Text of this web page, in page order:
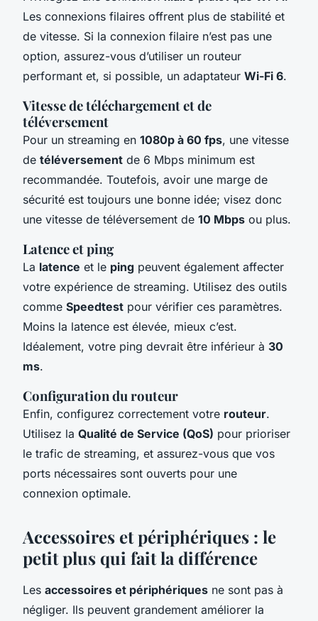
Les connexions filaires offrent plus de stabilité et
de vitesse. Si la connexion filaire n’est pas une
option, assurez-vous d’utiliser un routeur
performant et, si possible, un adaptateur Wi-Fi 6.
Vitesse de téléchargement et de
téléversement
Pour un streaming en 1080p à 60 fps, une vitesse
de téléversement de 6 Mbps minimum est
recommandée. Toutefois, avoir une marge de
sécurité est toujours une bonne idée; visez donc
une vitesse de téléversement de 10 Mbps ou plus.
Latence et ping
La latence et le ping peuvent également affecter
votre expérience de streaming. Utilisez des outils
comme Speedtest pour vérifier ces paramètres.
Moins la latence est élevée, mieux c’est.
Idéalement, votre ping devrait être inférieur à 30
ms.
Configuration du routeur
Enfin, configurez correctement votre routeur.
Utilisez la Qualité de Service (QoS) pour prioriser
le trafic de streaming, et assurez-vous que vos
ports nécessaires sont ouverts pour une
connexion optimale.
Accessoires et périphériques : le
petit plus qui fait la différence
Les accessoires et périphériques ne sont pas à
négliger. Ils peuvent grandement améliorer la